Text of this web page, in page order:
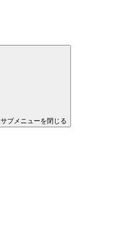
サブメニューを閉じる